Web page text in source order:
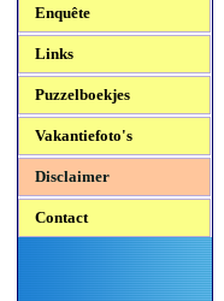
Enquête
Links
Puzzelboekjes
Vakantiefoto's
Disclaimer
Contact